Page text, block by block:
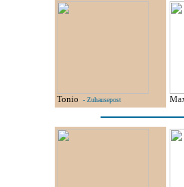
Tonio - Zuhausepost